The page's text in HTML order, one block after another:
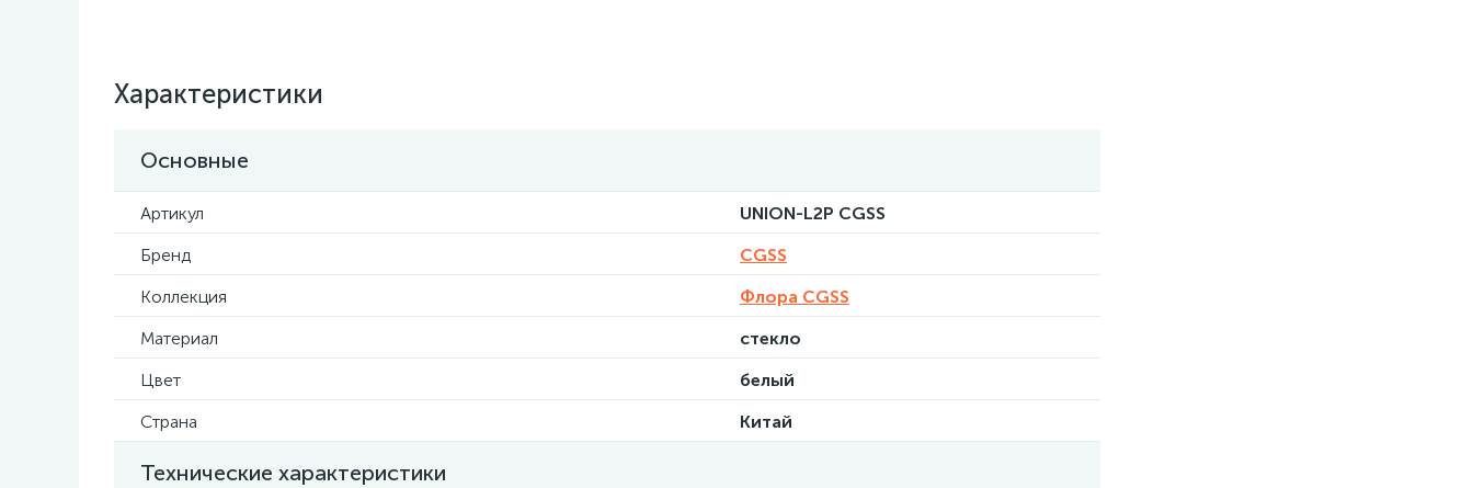
Характеристики
Основные
Артикул
UNION-L2Р CGSS
Бренд
CGSS
Коллекция
Флора CGSS
Материал
стекло
Цвет
белый
Страна
Китай
Технические характеристики